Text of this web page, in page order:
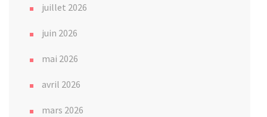
juillet 2026
juin 2026
mai 2026
avril 2026
mars 2026